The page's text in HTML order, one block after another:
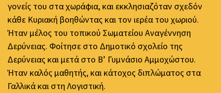
γονείς του στα χωράφια, και εκκλησιαζόταν σχεδόν
κάθε Κυριακή βοηθώντας και τον ιερέα του χωριού.
Ήταν μέλος του τοπικού Σωματείου Αναγέννηση
Δερύνειας. Φοίτησε στο Δημοτικό σχολείο της
Δερύνειας και μετά στο Β’ Γυμνάσιο Αμμοχώστου.
Ήταν καλός μαθητής, και κάτοχος διπλώματος στα
Γαλλικά και στη Λογιστική.